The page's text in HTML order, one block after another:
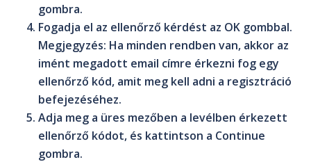
gombra.
Fogadja el az ellenőrző kérdést az OK gombbal.
Megjegyzés: Ha minden rendben van, akkor az
imént megadott email címre érkezni fog egy
ellenőrző kód, amit meg kell adni a regisztráció
befejezéséhez.
Adja meg a üres mezőben a levélben érkezett
ellenőrző kódot, és kattintson a Continue
gombra.